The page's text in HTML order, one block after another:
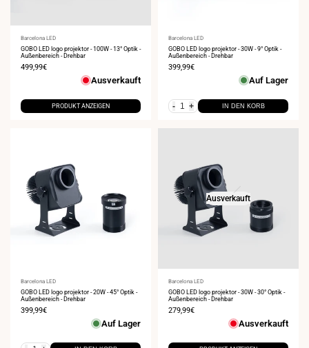
Anbieter:
Barcelona LED
GOBO LED logo projektor - 100W - 13° Optik -
Außenbereich - Drehbar
Verkaufspreis
499,99€
Ausverkauft
PRODUKT ANZEIGEN
Anbieter:
Barcelona LED
GOBO LED logo projektor - 30W - 9° Optik -
Außenbereich - Drehbar
Verkaufspreis
399,99€
Auf Lager
- + IN DEN KORB
Anbieter:
Barcelona LED
GOBO LED logo projektor - 20W - 45° Optik -
Außenbereich - Drehbar
Verkaufspreis
399,99€
Auf Lager
Ausverkauft
Anbieter:
Barcelona LED
GOBO LED logo projektor - 30W - 30° Optik -
Außenbereich - Drehbar
Verkaufspreis
279,99€
Ausverkauft